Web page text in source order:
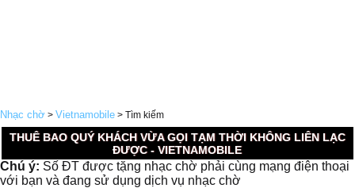
Nhạc chờ > Vietnamobile > Tìm kiếm
THUÊ BAO QUÝ KHÁCH VỪA GỌI TẠM THỜI KHÔNG LIÊN LẠC
ĐƯỢC - VIETNAMOBILE
Chú ý: Số ĐT được tặng nhạc chờ phải cùng mạng điện thoại
với bạn và đang sử dụng dịch vụ nhạc chờ